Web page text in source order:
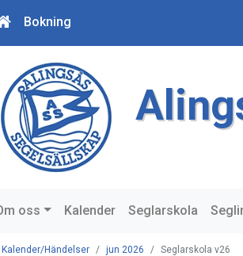
Bokning
oss Kalender Seglarskola
Kalender/Händelser jun 2026 Seglarskola v26